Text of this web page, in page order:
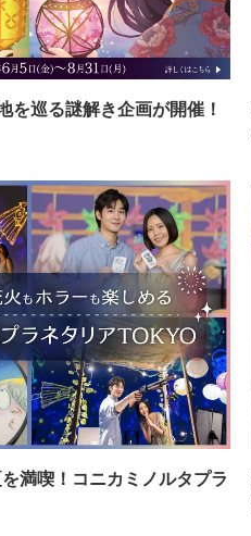
を巡る謎解き企画が開催！
満喫！コニカミノルタプラ